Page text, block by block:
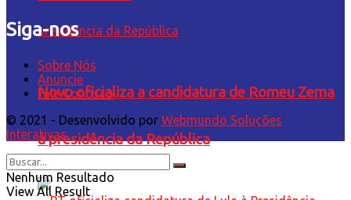
Novo oficializa a candidatura de Romeu Zema
à presidência da República
Siga-nos
Sobre Nós
Anuncie
Fale Conosco
© 2021 - Desenvolvido por Webmundo Soluções
Interativas
Nenhum Resultado
View All Result